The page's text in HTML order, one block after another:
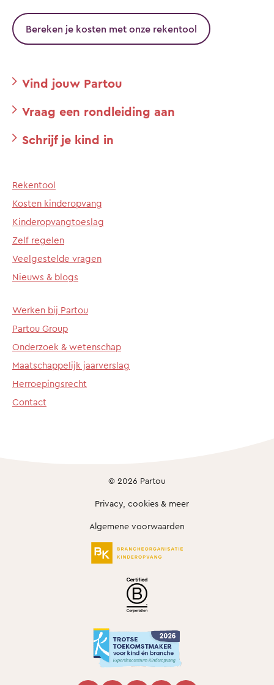
Bereken je kosten met onze rekentool
Vind jouw Partou
Vraag een rondleiding aan
Schrijf je kind in
Rekentool
Kosten kinderopvang
Kinderopvangtoeslag
Zelf regelen
Veelgestelde vragen
Nieuws & blogs
Werken bij Partou
Partou Group
Onderzoek & wetenschap
Maatschappelijk jaarverslag
Herroepingsrecht
Contact
© 2026 Partou
Privacy, cookies & meer
Algemene voorwaarden